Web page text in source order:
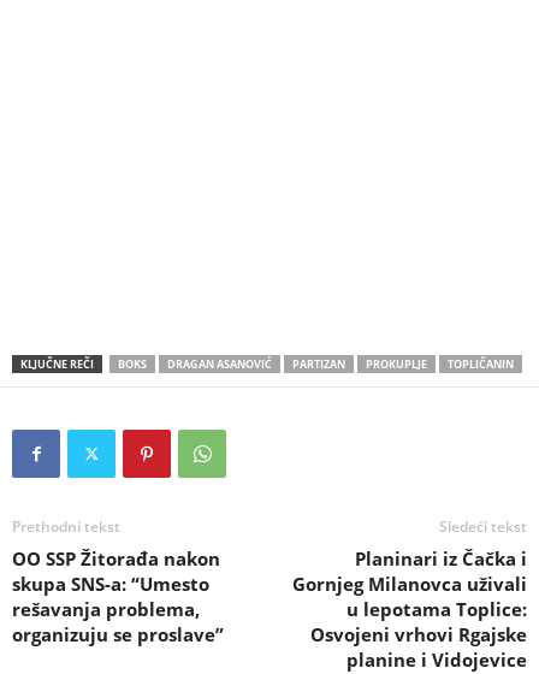
KLJUČNE REČI BOKS DRAGAN ASANOVIĆ PARTIZAN PROKUPLJE TOPLIČANIN
Prethodni tekst
OO SSP Žitorađa nakon
skupa SNS-a: “Umesto
rešavanja problema,
organizuju se proslave”
Sledeći tekst
Planinari iz Čačka i
Gornjeg Milanovca uživali
u lepotama Toplice:
Osvojeni vrhovi Rgajske
planine i Vidojevice